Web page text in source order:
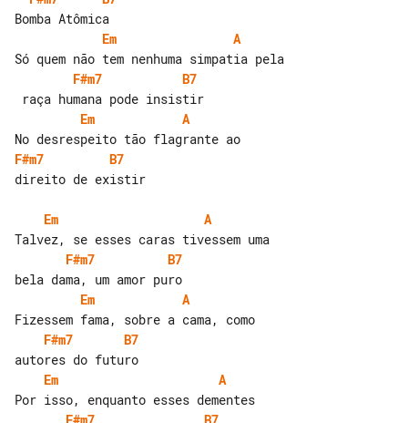
Em
A
F#m7
B7
Em
A
F#m7
B7
direito de existir
Em
A
F#m7
B7
Em
A
F#m7
B7
Em
A